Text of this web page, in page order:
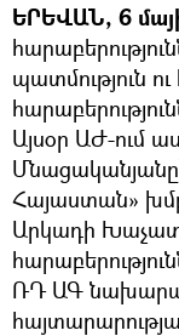
ԵՐԵՎԱՆ, 6
պատմություն
Այսօր ԱԺ-ում
Հայաստան»
Արկադի
ՌԴ ԱԳ